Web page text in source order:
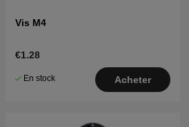
Vis M4
€1.28
En stock Acheter